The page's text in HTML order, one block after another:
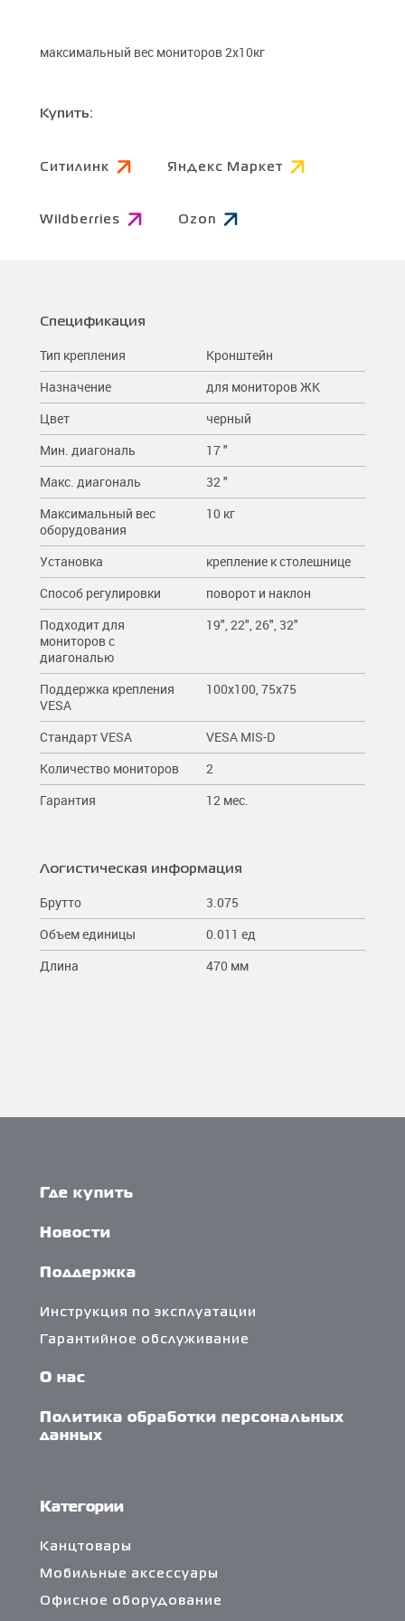
максимальный вес мониторов 2x10кг
Купить:
Ситилинк Яндекс Маркет
Wildberries Ozon
Спецификация
Тип крепления
Кронштейн
Назначение
для мониторов ЖК
Цвет
черный
Мин. диагональ
17 "
Макс. диагональ
32 "
Максимальный вес
оборудования
10 кг
Установка
крепление к столешнице
Способ регулировки
поворот и наклон
Подходит для
мониторов c
диагональю
19", 22", 26", 32"
Поддержка крепления
VESA
100x100, 75x75
Стандарт VESA
VESA MIS-D
Количество мониторов
2
Гарантия
12 мес.
Логистическая информация
Брутто
3.075
Объем единицы
0.011 ед
Длина
470 мм
Где купить
Новости
Поддержка
Инструкция по эксплуатации
Гарантийное обслуживание
О нас
Политика обработки персональных
данных
Категории
Канцтовары
Мобильные аксессуары
Офисное оборудование